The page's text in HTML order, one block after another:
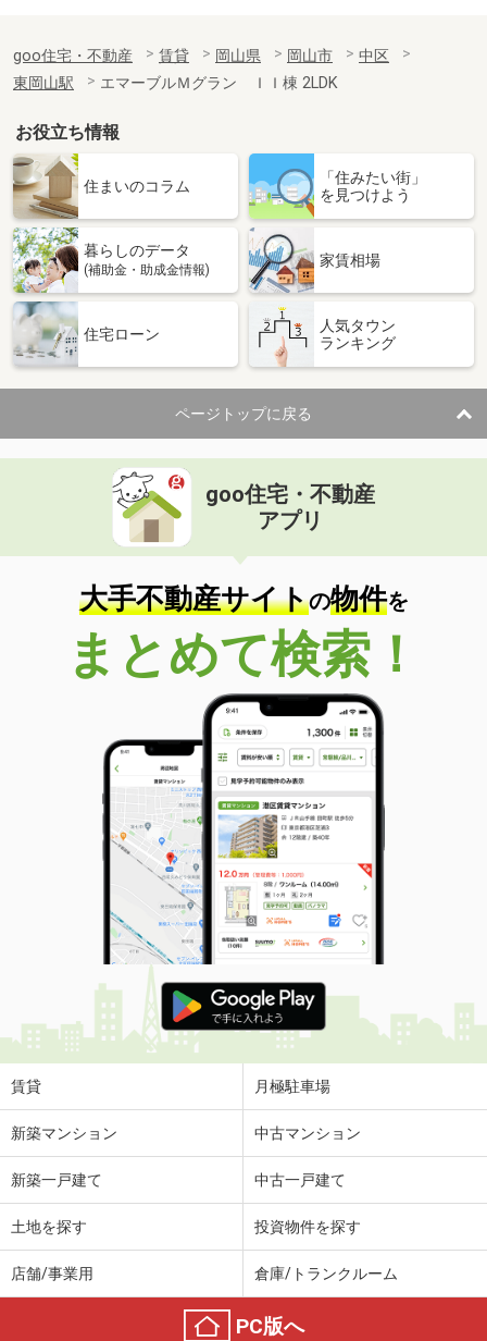
goo住宅・不動産 賃貸 岡山県 岡山市
中区
東岡山駅
エマーブルＭグラン ＩＩ棟 2LDK
お役立ち情報
住まいのコラム
「住みたい街」
を見つけよう
暮らしのデータ
(補助金・助成金情報)
家賃相場
住宅ローン
人気タウン
ランキング
ページトップに戻る
goo住宅・不動産
アプリ
大手不動産サイトの物件を
まとめて検索！
賃貸 月極駐車場
新築マンション 中古マンション
新築一戸建て 中古一戸建て
土地を探す 投資物件を探す
店舗/事業用 倉庫/トランクルーム
PC版へ